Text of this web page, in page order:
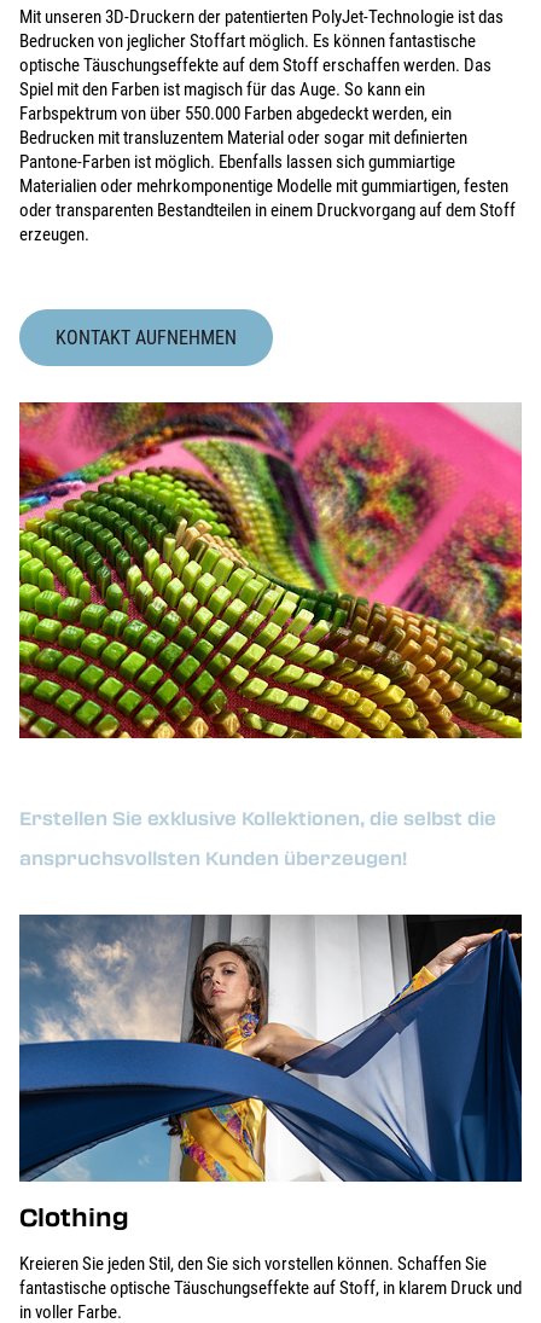
Mit unseren 3D-Druckern der patentierten PolyJet-Technologie ist das
Bedrucken von jeglicher Stoffart möglich. Es können fantastische
optische Täuschungseffekte auf dem Stoff erschaffen werden. Das
Spiel mit den Farben ist magisch für das Auge. So kann ein
Farbspektrum von über 550.000 Farben abgedeckt werden, ein
Bedrucken mit transluzentem Material oder sogar mit definierten
Pantone-Farben ist möglich. Ebenfalls lassen sich gummiartige
Materialien oder mehrkomponentige Modelle mit gummiartigen, festen
oder transparenten Bestandteilen in einem Druckvorgang auf dem Stoff
erzeugen.
KONTAKT AUFNEHMEN
Erstellen Sie exklusive Kollektionen, die selbst die
anspruchsvollsten Kunden überzeugen!
Clothing
Kreieren Sie jeden Stil, den Sie sich vorstellen können. Schaffen Sie
fantastische optische Täuschungseffekte auf Stoff, in klarem Druck und
in voller Farbe.